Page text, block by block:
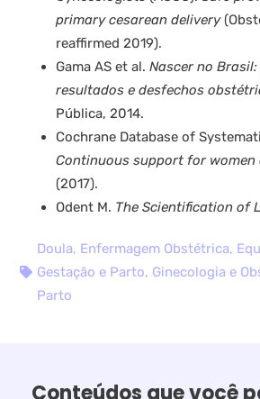
primary cesarean delivery
reaffirmed 2019).
Gama AS et al.Nascer no
resultados e desfechos
Pública, 2014.
Cochrane Database of
Continuous support for
(2017).
Odent M. The Scientification of
Doula, Enfermagem Obstétrica,
Gestação e Parto, Ginecologia e
Parto
Conteúdos que você